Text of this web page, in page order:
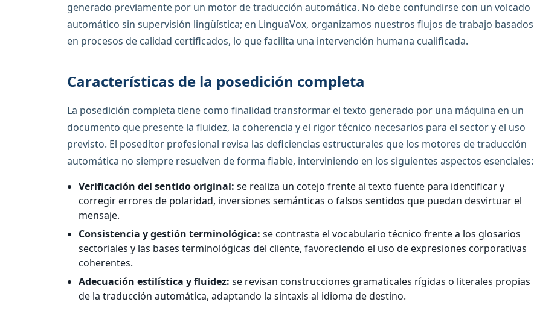
generado previamente por un motor de traducción automática. No debe confundirse con un volcado
automático sin supervisión lingüística; en LinguaVox, organizamos nuestros flujos de trabajo basados
en procesos de calidad certificados, lo que facilita una intervención humana cualificada.
Características de la posedición completa
La posedición completa tiene como finalidad transformar el texto generado por una máquina en un
documento que presente la fluidez, la coherencia y el rigor técnico necesarios para el sector y el uso
previsto. El poseditor profesional revisa las deficiencias estructurales que los motores de traducción
automática no siempre resuelven de forma fiable, interviniendo en los siguientes aspectos esenciales:
Verificación del sentido original: se realiza un cotejo frente al texto fuente para identificar y
corregir errores de polaridad, inversiones semánticas o falsos sentidos que puedan desvirtuar el
mensaje.
Consistencia y gestión terminológica: se contrasta el vocabulario técnico frente a los glosarios
sectoriales y las bases terminológicas del cliente, favoreciendo el uso de expresiones corporativas
coherentes.
Adecuación estilística y fluidez: se revisan construcciones gramaticales rígidas o literales propias
de la traducción automática, adaptando la sintaxis al idioma de destino.